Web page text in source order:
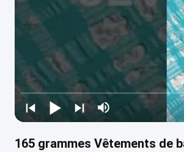
165 grammes Vêtements de